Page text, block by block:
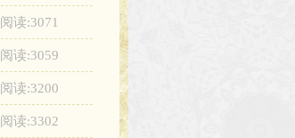
阅读:3071
阅读:3059
阅读:3200
阅读:3302